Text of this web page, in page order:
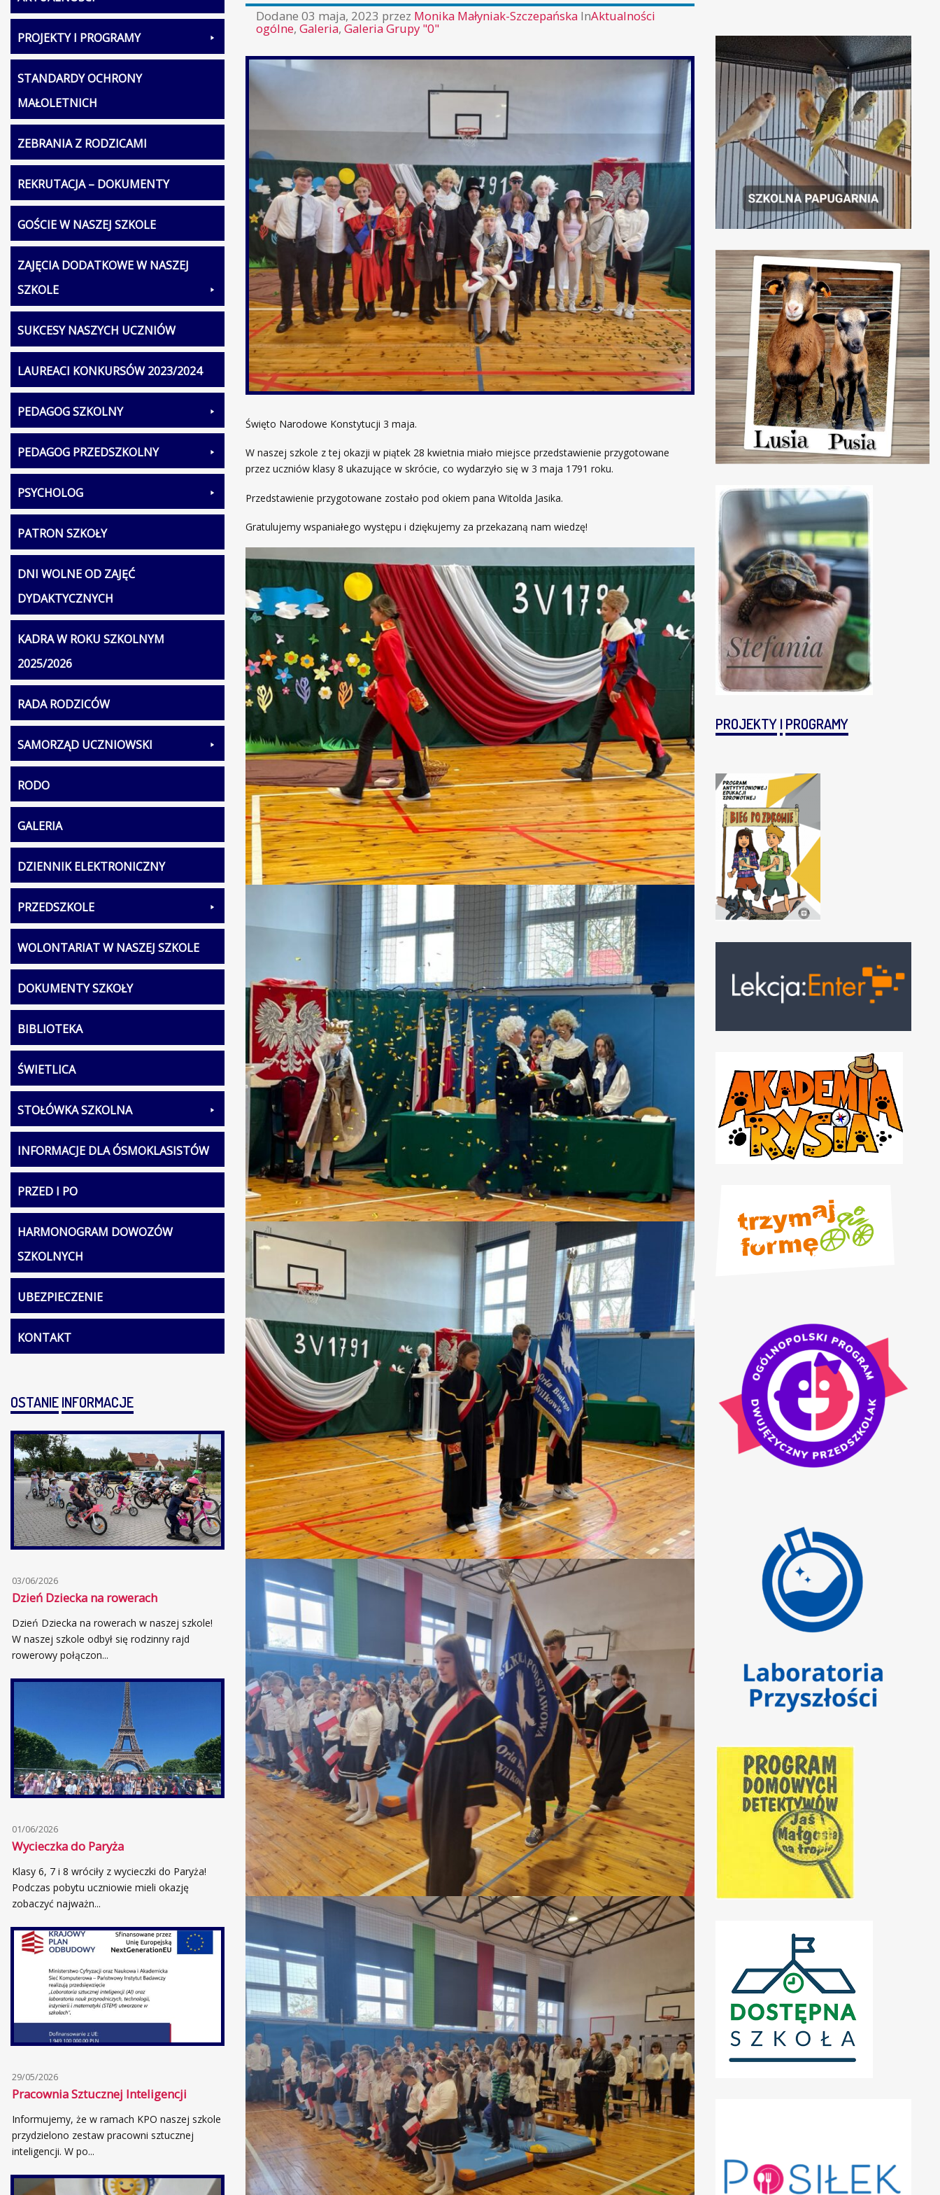
Dodane 03 maja, 2023 przez Monika Małyniak-Szczepańska InAktualności
ogólne, Galeria, Galeria Grupy "0"
Święto Narodowe Konstytucji 3 maja.
W naszej szkole z tej okazji w piątek 28 kwietnia miało miejsce przedstawienie przygotowane
przez uczniów klasy 8 ukazujące w skrócie, co wydarzyło się w 3 maja 1791 roku.
Przedstawienie przygotowane zostało pod okiem pana Witolda Jasika.
Gratulujemy wspaniałego występu i dziękujemy za przekazaną nam wiedzę!
PROJEKTY I PROGRAMY
STANDARDY OCHRONY
MAŁOLETNICH
ZEBRANIA Z RODZICAMI
REKRUTACJA – DOKUMENTY
GOŚCIE W NASZEJ SZKOLE
ZAJĘCIA DODATKOWE W NASZEJ
SZKOLE
SUKCESY NASZYCH UCZNIÓW
LAUREACI KONKURSÓW 2023/2024
PEDAGOG SZKOLNY
PEDAGOG PRZEDSZKOLNY
PSYCHOLOG
PATRON SZKOŁY
DNI WOLNE OD ZAJĘĆ
DYDAKTYCZNYCH
KADRA W ROKU SZKOLNYM
2025/2026
RADA RODZICÓW
SAMORZĄD UCZNIOWSKI
RODO
GALERIA
DZIENNIK ELEKTRONICZNY
PRZEDSZKOLE
WOLONTARIAT W NASZEJ SZKOLE
DOKUMENTY SZKOŁY
BIBLIOTEKA
ŚWIETLICA
STOŁÓWKA SZKOLNA
INFORMACJE DLA ÓSMOKLASISTÓW
PRZED I PO
HARMONOGRAM DOWOZÓW
SZKOLNYCH
UBEZPIECZENIE
KONTAKT
OSTANIEINFORMACJE
03/06/2026
Dzień Dziecka na rowerach
Dzień Dziecka na rowerach w naszej szkole!
W naszej szkole odbył się rodzinny rajd
rowerowy połączon...
01/06/2026
Wycieczka do Paryża
Klasy 6, 7 i 8 wróciły z wycieczki do Paryża!
Podczas pobytu uczniowie mieli okazję
zobaczyć najważn...
29/05/2026
Pracownia Sztucznej Inteligencji
Informujemy, że w ramach KPO naszej szkole
przydzielono zestaw pracowni sztucznej
inteligencji. W po...
PROJEKTYIPROGRAMY